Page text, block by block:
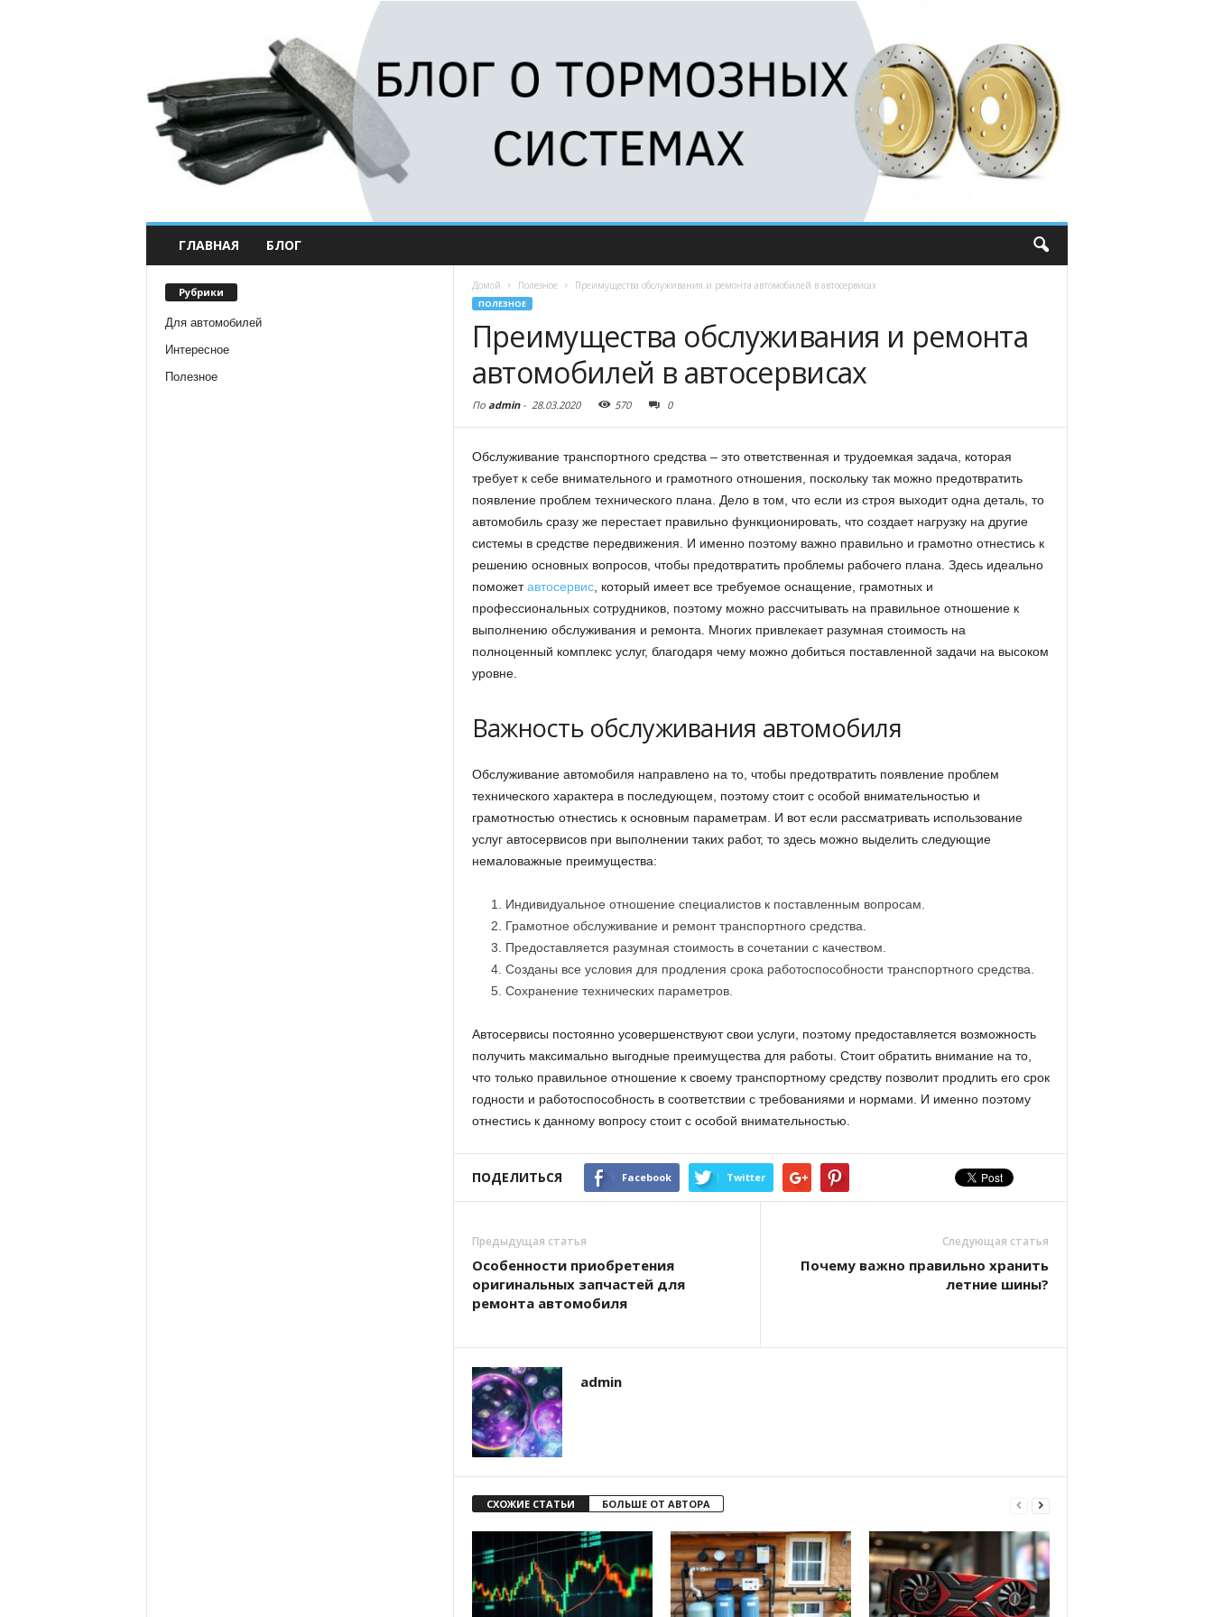
ГЛАВНАЯ БЛОГ
Рубрики
Для автомобилей
Интересное
Полезное
Домой Полезное Преимущества обслуживания и ремонта автомобилей в автосервисах
ПОЛЕЗНОЕ
Преимущества обслуживания и ремонта
автомобилей в автосервисах
По admin- 28.03.2020 570 0
Обслуживание транспортного средства – это ответственная и трудоемкая задача, которая
требует к себе внимательного и грамотного отношения, поскольку так можно предотвратить
появление проблем технического плана. Дело в том, что если из строя выходит одна деталь, то
автомобиль сразу же перестает правильно функционировать, что создает нагрузку на другие
системы в средстве передвижения. И именно поэтому важно правильно и грамотно отнестись к
решению основных вопросов, чтобы предотвратить проблемы рабочего плана. Здесь идеально
поможетавтосервис, который имеет все требуемое оснащение, грамотных и
профессиональных сотрудников, поэтому можно рассчитывать на правильное отношение к
выполнению обслуживания и ремонта. Многих привлекает разумная стоимость на
полноценный комплекс услуг, благодаря чему можно добиться поставленной задачи на высоком
уровне.
Важность обслуживания автомобиля
Обслуживание автомобиля направлено на то, чтобы предотвратить появление проблем
технического характера в последующем, поэтому стоит с особой внимательностью и
грамотностью отнестись к основным параметрам. И вот если рассматривать использование
услуг автосервисов при выполнении таких работ, то здесь можно выделить следующие
немаловажные преимущества:
Индивидуальное отношение специалистов к поставленным вопросам.
Грамотное обслуживание и ремонт транспортного средства.
Предоставляется разумная стоимость в сочетании с качеством.
Созданы все условия для продления срока работоспособности транспортного средства.
Сохранение технических параметров.
Автосервисы постоянно усовершенствуют свои услуги, поэтому предоставляется возможность
получить максимально выгодные преимущества для работы. Стоит обратить внимание на то,
что только правильное отношение к своему транспортному средству позволит продлить его срок
годности и работоспособность в соответствии с требованиями и нормами. И именно поэтому
отнестись к данному вопросу стоит с особой внимательностью.
ПОДЕЛИТЬСЯ Facebook Twitter
Предыдущая статья
Особенности приобретения
оригинальных запчастей для
ремонта автомобиля
Следующая статья
Почему важно правильно хранить
летние шины?
admin
СХОЖИЕ СТАТЬИ БОЛЬШЕ ОТ АВТОРА